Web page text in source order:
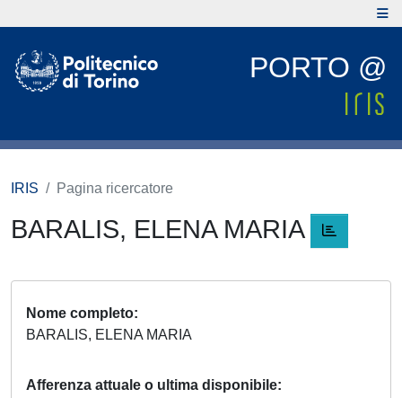
PORTO @
IRIS Pagina ricercatore
BARALIS, ELENA MARIA
Nome completo
BARALIS, ELENA MARIA
Afferenza attuale o ultima disponibile